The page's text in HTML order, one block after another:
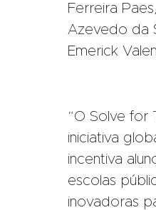
Ferreira
Azevedo da
Emerick
“O Solve for
iniciativa
incentiva
escolas
inovadoras